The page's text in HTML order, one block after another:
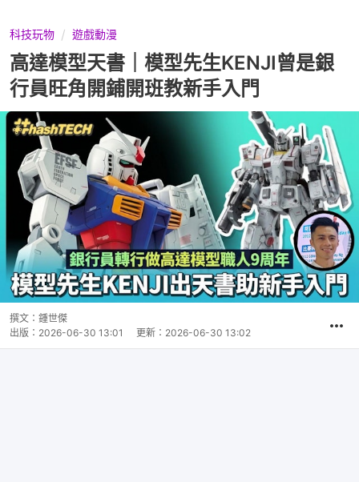
科技玩物 遊戲動漫
高達模型天書｜模型先生KENJI曾是銀
行員旺角開鋪開班教新手入門
撰文： 鍾世傑
出版： 2026-06-30 13:01 更新： 2026-06-30 13:02